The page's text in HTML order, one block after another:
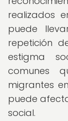
realizados
puede
repetición
estigma
comunes
migrantes
puede
social.